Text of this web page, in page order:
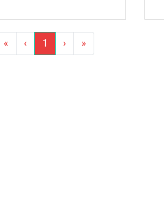
« ‹ 1 › »